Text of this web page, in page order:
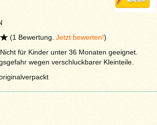
(1 Bewertung. Jetzt bewerten!)
für Kinder unter 36 Monaten geeignet.
wegen verschluckbarer Kleinteile.